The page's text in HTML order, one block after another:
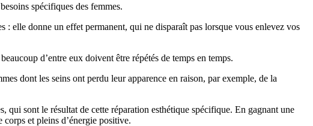
spécifiques des femmes.
: elle donne un effet permanent, qui ne disparaît pas lorsque vous enlevez vos
d’entre eux doivent être répétés de temps en temps.
dont les seins ont perdu leur apparence en raison, par exemple, de la
qui sont le résultat de cette réparation esthétique spécifique. En gagnant une
et pleins d’énergie positive.